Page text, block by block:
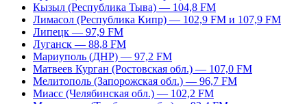
Кызыл (Республика Тыва) — 104,8 FM
Лимасол (Республика Кипр) — 102,9 FM и 107,9 FM
Липецк — 97,9 FM
Луганск — 88,8 FM
Мариуполь (ДНР) — 97,2 FM
Матвеев Курган (Ростовская обл.) — 107,0 FM
Мелитополь (Запорожская обл.) — 96,7 FM
Миасс (Челябинская обл.) — 102,2 FM